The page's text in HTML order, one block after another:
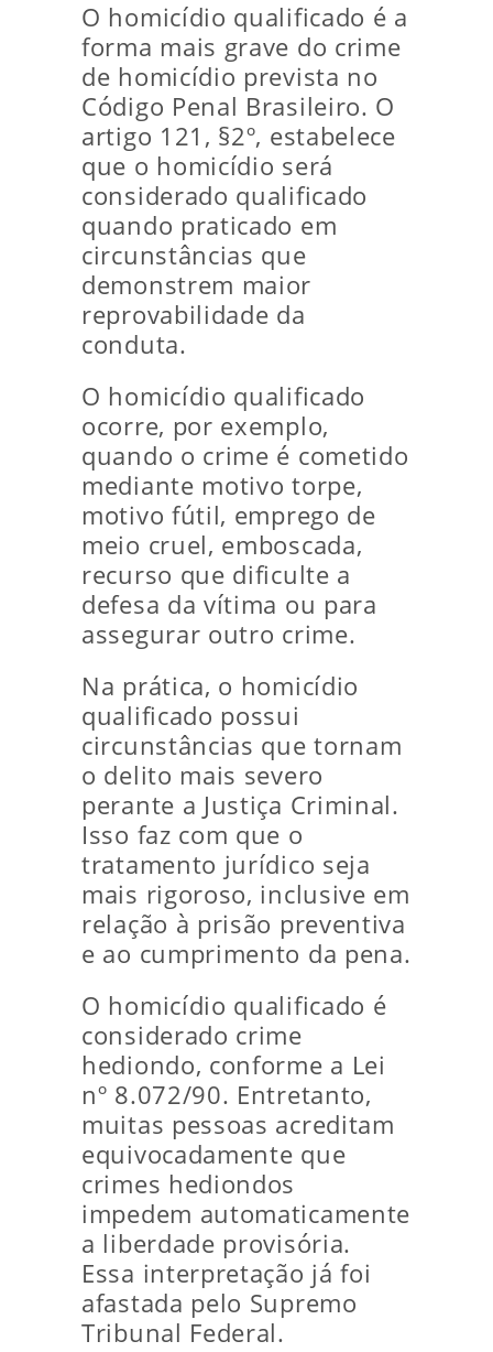
O homicídio qualificado é a
forma mais grave do crime
de homicídio prevista no
Código Penal Brasileiro. O
artigo 121, §2º, estabelece
que o homicídio será
considerado qualificado
quando praticado em
circunstâncias que
demonstrem maior
reprovabilidade da
conduta.
O homicídio qualificado
ocorre, por exemplo,
quando o crime é cometido
mediante motivo torpe,
motivo fútil, emprego de
meio cruel, emboscada,
recurso que dificulte a
defesa da vítima ou para
assegurar outro crime.
Na prática, o homicídio
qualificado possui
circunstâncias que tornam
o delito mais severo
perante a Justiça Criminal.
Isso faz com que o
tratamento jurídico seja
mais rigoroso, inclusive em
relação à prisão preventiva
e ao cumprimento da pena.
O homicídio qualificado é
considerado crime
hediondo, conforme a Lei
nº 8.072/90. Entretanto,
muitas pessoas acreditam
equivocadamente que
crimes hediondos
impedem automaticamente
a liberdade provisória.
Essa interpretação já foi
afastada pelo Supremo
Tribunal Federal.